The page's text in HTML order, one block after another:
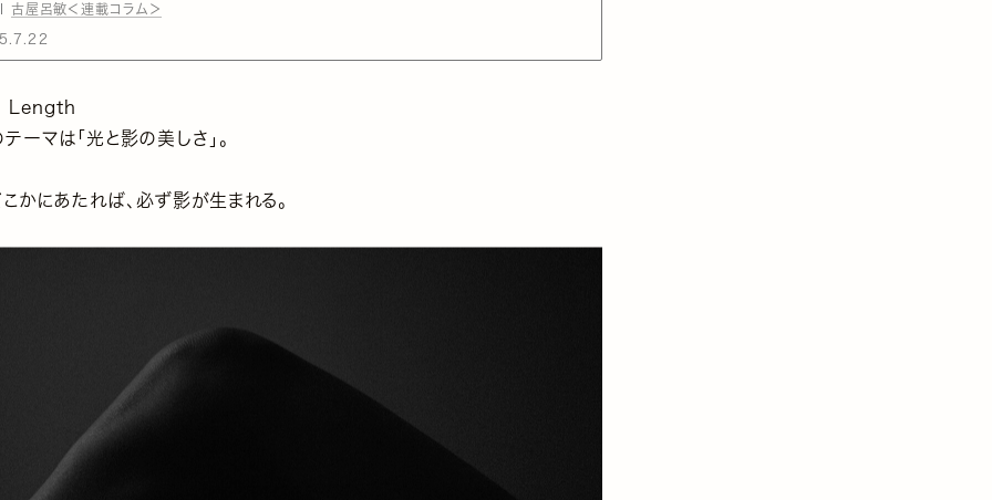
古屋呂敏＜連載コラム＞
Length
ーマは「光と影の美しさ」。
かにあたれば、必ず影が生まれる。